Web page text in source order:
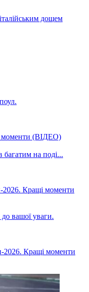
дощем
моменти (ВІДЕО)
2026. Кращі моменти
2026. Кращі моменти